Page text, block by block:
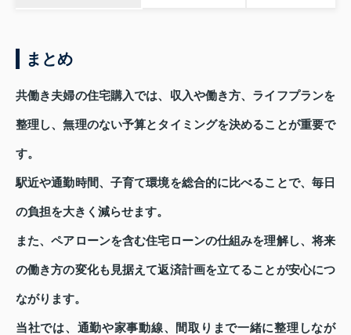
まとめ
共働き夫婦の住宅購入では、収入や働き方、ライフプランを
整理し、無理のない予算とタイミングを決めることが重要で
す。
駅近や通勤時間、子育て環境を総合的に比べることで、毎日
の負担を大きく減らせます。
また、ペアローンを含む住宅ローンの仕組みを理解し、将来
の働き方の変化も見据えて返済計画を立てることが安心につ
ながります。
当社では、通勤や家事動線、間取りまで一緒に整理しなが